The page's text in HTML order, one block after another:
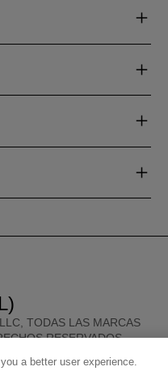
TODAS LAS MARCAS
RESERVADOS.
a better user experience.